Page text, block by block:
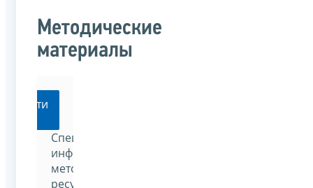
Методические
материалы
Перейти
Специализированный
информационно-
методический
ресурс